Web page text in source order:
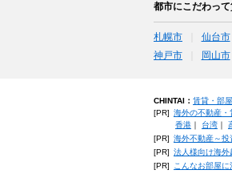
都市にこだわっ
札幌市 仙台市
神戸市
岡山市
CHINTAI： 賃貸・部
[PR] 海外の不動産・
香港｜ 台湾｜
[PR] 海外不動産～投
[PR] 法人様向け海外
[PR]
こんなお部屋